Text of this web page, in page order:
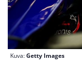
Kuva:Getty Images